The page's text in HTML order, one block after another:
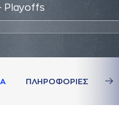
Playoffs
ΠΛΗΡΟΦΟΡΙΕΣ